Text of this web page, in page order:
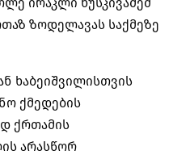
ზოდელავას საქმეზე
ხაბეიშვილისთვის
ქმედების
ქრთამის
არასწორ